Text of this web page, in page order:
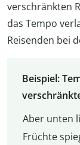
verschränkten
das Tempo
Reisenden bei
Beispiel:
Aber unten
Früchte